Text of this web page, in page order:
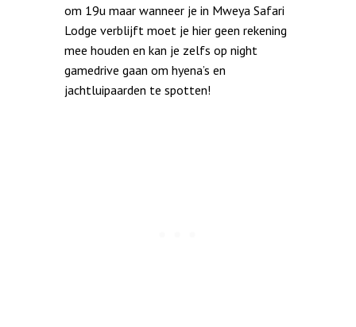
om 19u maar wanneer je in Mweya Safari
Lodge verblijft moet je hier geen rekening
mee houden en kan je zelfs op night
gamedrive gaan om hyena’s en
jachtluipaarden te spotten!